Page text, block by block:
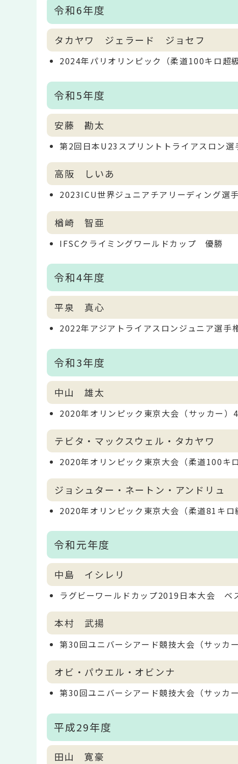
令和6年度
タカヤワ ジェラード ジョセフ
2024年パリオリンピック（柔道100キロ超
令和5年度
安藤 勘太
第2回日本U23スプリントトライアスロン
高阪 しいあ
2023ICU世界ジュニアチアリーディング選
楢崎 智亜
IFSCクライミングワールドカップ 優勝
令和4年度
平泉 真心
2022年アジアトライアスロンジュニア選
令和3年度
中山 雄太
2020年オリンピック東京大会（サッカー）
テビタ・マックスウェル・タカヤワ
2020年オリンピック東京大会（柔道100キ
ジョシュター・ネートン・アンドリュ
2020年オリンピック東京大会（柔道81キロ
令和元年度
中島 イシレリ
ラグビーワールドカップ2019日本大会 ベ
本村 武揚
第30回ユニバーシアード競技大会（サッカ
オビ・パウエル・オビンナ
第30回ユニバーシアード競技大会（サッカ
平成29年度
田山 寛豪